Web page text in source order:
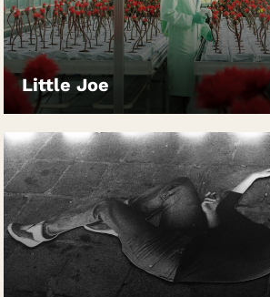
Little Joe
LEIHEN